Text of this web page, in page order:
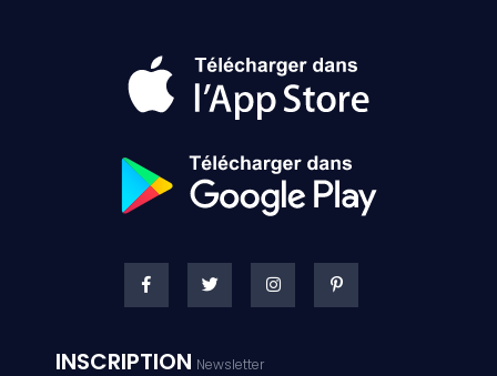
INSCRIPTION Newsletter